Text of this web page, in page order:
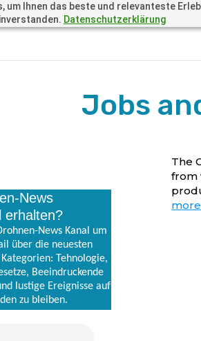
um Ihnen das beste und relevanteste
Datenschutzerklärung
info@dronelions.academy
Jobs
News
erhalten?
News Kanal um
über die neuesten
Tehnologie,
Beeindruckende
lustige Ereignisse auf
zu bleiben.
The
from